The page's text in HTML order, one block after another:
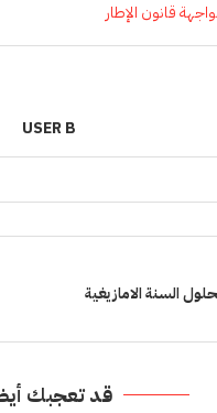
قانون الإطار
USER B
السنة الامازيغية
قد تعجبك